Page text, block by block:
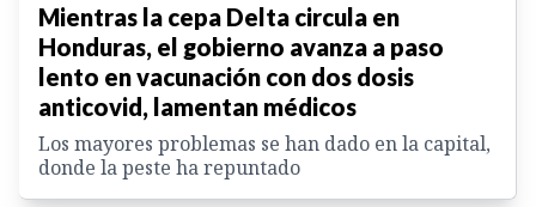
Mientras la cepa Delta circula en
Honduras, el gobierno avanza a paso
lento en vacunación con dos dosis
anticovid, lamentan médicos
Los mayores problemas se han dado en la capital,
donde la peste ha repuntado